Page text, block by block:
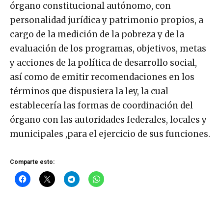
órgano constitucional autónomo, con
personalidad jurídica y patrimonio propios, a
cargo de la medición de la pobreza y de la
evaluación de los programas, objetivos, metas
y acciones de la política de desarrollo social,
así como de emitir recomendaciones en los
términos que dispusiera la ley, la cual
establecería las formas de coordinación del
órgano con las autoridades federales, locales y
municipales ,para el ejercicio de sus funciones.
Comparte esto: